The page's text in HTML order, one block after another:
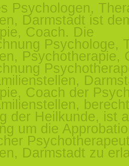
Psychologen,
Darmstadt ist
Coach. Die
Psychologe,
Psychotherapie,
Coach der
der Heilkunde, ist
um die
Darmstadt zu